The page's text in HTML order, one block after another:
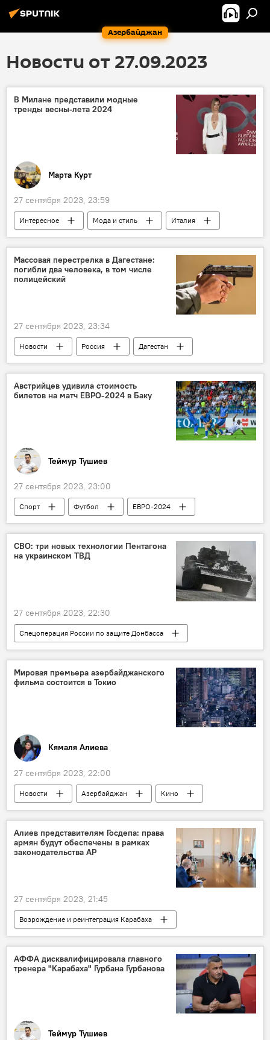
Азербайджан
Новости от 27.09.2023
В Милане представили модные
тренды весны-лета 2024
Марта Курт
27 сентября 2023, 23:59
Интересное Мода и стиль
Италия
Милан
Массовая перестрелка в Дагестане:
погибли два человека, в том числе
полицейский
27 сентября 2023, 23:34
Новости Россия
Дагестан
Происшествия
Перестрелка
Гибель
Полиция
Австрийцев удивила стоимость
билетов на матч ЕВРО-2024 в Баку
Теймур Тушиев
27 сентября 2023, 23:00
Спорт Футбол
ЕВРО-2024
Азербайджан
Австрия
Цена
Билеты
СВО: три новых технологии Пентагона
на украинском ТВД
27 сентября 2023, 22:30
Спецоперация России по защите Донбасса
Россия
СВО ВСУ
Украина
США
РЭБ
Технологии
Мировая премьера азербайджанского
фильма состоится в Токио
Кямаля Алиева
27 сентября 2023, 22:00
Новости Азербайджан
Кино
Фестиваль
Премьера
Фильм
Алиев представителям Госдепа: права
армян будут обеспечены в рамках
законодательства АР
27 сентября 2023, 21:45
Возрождение и реинтеграция Карабаха
Азербайджан
Ильхам Алиев
Политика
Госдепартамент США
Армения
АФФА дисквалифицировала главного
тренера "Карабаха" Гурбана Гурбанова
Теймур Тушиев